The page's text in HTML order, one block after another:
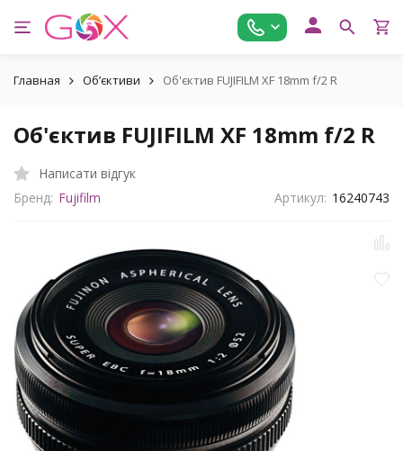
Главная Обʼєктиви Об'єктив FUJIFILM XF 18mm f/2 R
Об'єктив FUJIFILM XF 18mm f/2 R
Написати відгук
Бренд: Fujifilm Артикул: 16240743